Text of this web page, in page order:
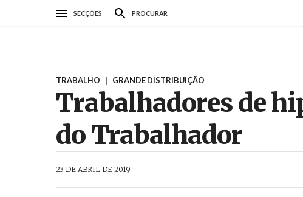
SECÇÕES PROCURAR
TRABALHO | GRANDE DISTRIBUIÇÃO
Trabalhadores de
do Trabalhador
23 DE ABRIL DE 2019